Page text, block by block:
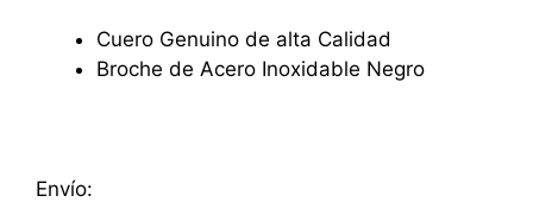
Cuero Genuino de alta Calidad
Broche de Acero Inoxidable Negro
Envío: